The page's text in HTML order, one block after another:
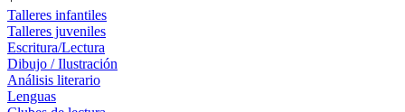
Talleres infantiles
Talleres juveniles
Escritura/Lectura
Dibujo / Ilustración
Análisis literario
Lenguas